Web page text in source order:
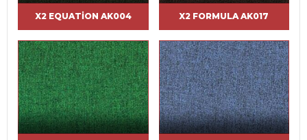
X2 EQUATION AK004 X2 FORMULA AK017